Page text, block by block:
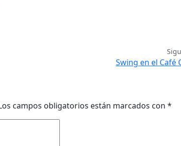
Swing en el Café
campos obligatorios están marcados con *